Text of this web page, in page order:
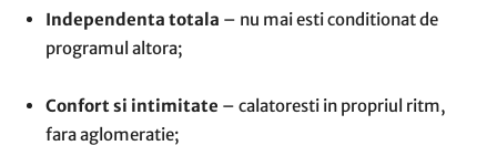
Independenta totala – nu mai esti conditionat de
programul altora;
Confort si intimitate – calatoresti in propriul ritm,
fara aglomeratie;